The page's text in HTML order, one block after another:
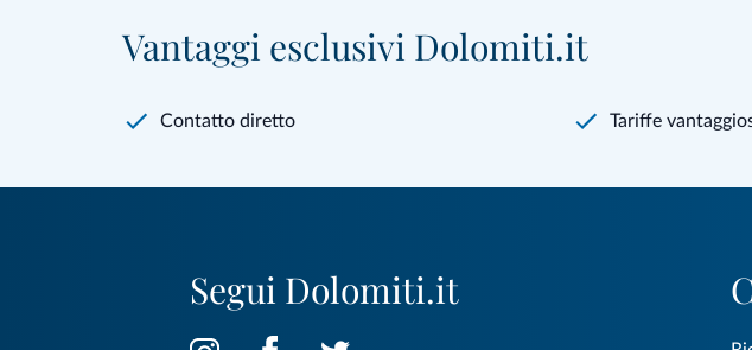
Vantaggi esclusivi Dolomiti.it
Contatto diretto Tariffe
Segui Dolomiti.it